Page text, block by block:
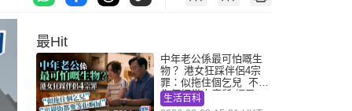
最Hit
中年老公係最可怕嘅生
物？ 港女狂踩伴侶4宗
罪：似拖住個乞兒 不解
為何經常去廁所 網民一
語道破
生活百科